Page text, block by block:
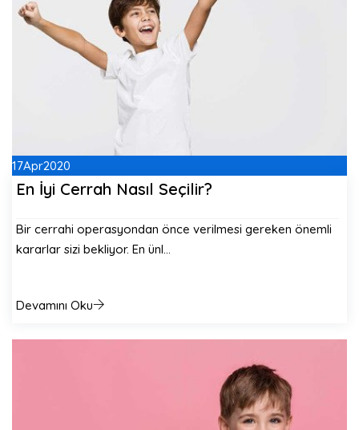
17Apr2020
En İyi Cerrah Nasıl Seçilir?
Bir cerrahi operasyondan önce verilmesi gereken önemli
kararlar sizi bekliyor. En ünl…
Devamını Oku